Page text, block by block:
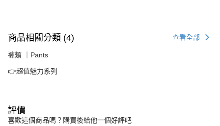
商品相關分類 (4) 查看全部
褲類 ｜Pants
👉超值魅力系列
評價
喜歡這個商品嗎？購買後給他一個好評吧